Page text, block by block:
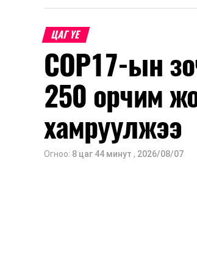
ЦАГ ҮЕ
COP17-ын
250 орчим
хамруулжээ
Огноо: 8 цаг 44 минут , 2026/08/07